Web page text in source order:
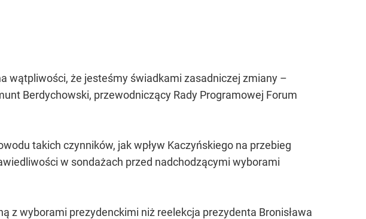
wątpliwości, że jesteśmy świadkami zasadniczej zmiany –
Berdychowski, przewodniczący Rady Programowej Forum
takich czynników, jak wpływ Kaczyńskiego na przebieg
w sondażach przed nadchodzącymi wyborami
z wyborami prezydenckimi niż reelekcja prezydenta Bronisława